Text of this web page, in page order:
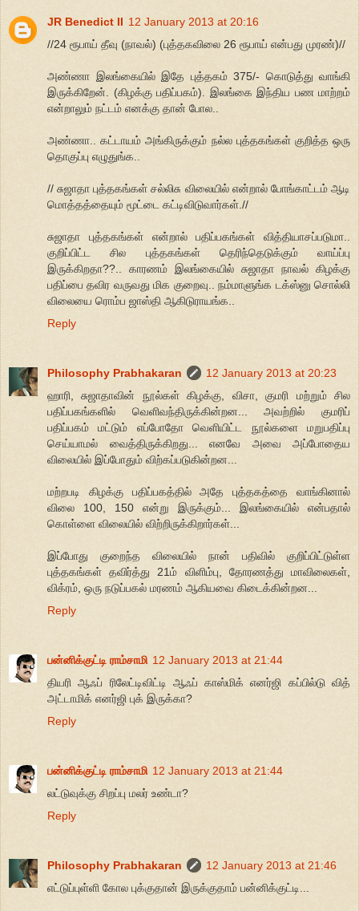
JR Benedict II 12 January 2013 at 20:16
//24 ரூபாய் தீவு (நாவல்) (புத்தகவிலை 26 ரூபாய் என்பது முரண்)//
அண்ணா இலங்கையில் இதே புத்தகம் 375/- கொடுத்து வாங்கி
இருக்கிறேன். (கிழக்கு பதிப்பகம்). இலங்கை இந்திய பண மாற்றம்
என்றாலும் நட்டம் எனக்கு தான் போல..
அண்ணா.. கட்டாயம் அங்கிருக்கும் நல்ல புத்தகங்கள் குறித்த ஒரு
தொகுப்பு எழுதுங்க..
// சுஜாதா புத்தகங்கள் சல்லிசு விலையில் என்றால் போங்காட்டம் ஆடி
மொத்தத்தையும் மூட்டை கட்டிவிடுவார்கள்.//
சுஜாதா புத்தகங்கள் என்றால் பதிப்பகங்கள் வித்தியாசப்படுமா..
குறிப்பிட்ட சில புத்தகங்கள் தெரிந்தெடுக்கும் வாய்ப்பு
இருக்கிறதா??.. காரணம் இலங்கையில் சுஜாதா நாவல் கிழக்கு
பதிப்பை தவிர வருவது மிக குறைவு.. நம்மாளுங்க டக்ஸ்னு சொல்லி
விலையை ரொம்ப ஜாஸ்தி ஆகிடுராயங்க..
Reply
Philosophy Prabhakaran
12 January 2013 at 20:23
ஹாரி, சுஜாதாவின் நூல்கள் கிழக்கு, விசா, குமரி மற்றும் சில
பதிப்பகங்களில் வெளிவந்திருக்கின்றன... அவற்றில் குமரிப்
பதிப்பகம் மட்டும் எப்போதோ வெளியிட்ட நூல்களை மறுபதிப்பு
செய்யாமல் வைத்திருக்கிறது... எனவே அவை அப்போதைய
விலையில் இப்போதும் விற்கப்படுகின்றன...
மற்றபடி கிழக்கு பதிப்பகத்தில் அதே புத்தகத்தை வாங்கினால்
விலை 100, 150 என்று இருக்கும்... இலங்கையில் என்பதால்
கொள்ளை விலையில் விற்றிருக்கிறார்கள்...
இப்போது குறைந்த விலையில் நான் பதிவில் குறிப்பிட்டுள்ள
புத்தகங்கள் தவிர்த்து 21ம் விளிம்பு, தோரணத்து மாவிலைகள்,
விக்ரம், ஒரு நடுப்பகல் மரணம் ஆகியவை கிடைக்கின்றன...
Reply
பன்னிக்குட்டி ராம்சாமி 12 January 2013 at 21:44
தியரி ஆஃப் ரிலேட்டிவிட்டி ஆஃப் காஸ்மிக் எனர்ஜி கப்பில்டு வித்
அட்டாமிக் எனர்ஜி புக் இருக்கா?
Reply
பன்னிக்குட்டி ராம்சாமி 12 January 2013 at 21:44
லட்டுவுக்கு சிறப்பு மலர் உண்டா?
Reply
Philosophy Prabhakaran
12 January 2013 at 21:46
எட்டுப்புள்ளி கோல புக்குதான் இருக்குதாம் பன்னிக்குட்டி...